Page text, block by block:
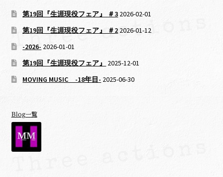
k
k
第19回『生涯現役フェア』 ＃3 2026-02-01
第19回『生涯現役フェア』 ＃2 2026-01-12
-2026- 2026-01-01
第19回『生涯現役フェア』
2025-12-01
MOVING MUSIC -18年目- 2025-06-30
Blog一覧